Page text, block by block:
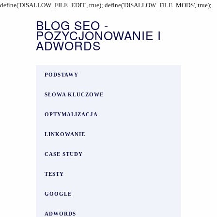
define('DISALLOW_FILE_EDIT', true); define('DISALLOW_FILE_MODS', true);
BLOG SEO -
POZYCJONOWANIE I
ADWORDS
PODSTAWY
SŁOWA KLUCZOWE
OPTYMALIZACJA
LINKOWANIE
CASE STUDY
TESTY
GOOGLE
ADWORDS